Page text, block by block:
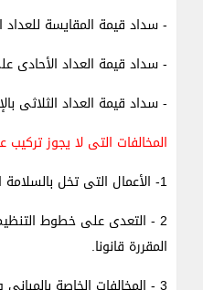
- سداد قيمة المقايسة للعداد
- سداد قيمة العداد الأحادى
- سداد قيمة العداد الثلاثى
المخالفات التى لا يجوز
1- الأعمال التى تخل بالسلامة الإنشائية للبناء.
2 - التعدى على خطوط
المقررة قانونا.